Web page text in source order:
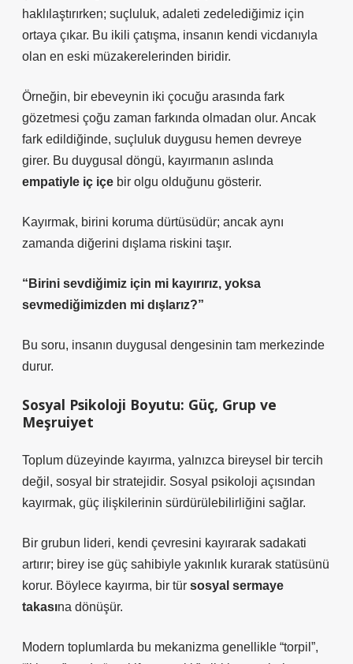
haklılaştırırken; suçluluk, adaleti zedelediğimiz için
ortaya çıkar. Bu ikili çatışma, insanın kendi vicdanıyla
olan en eski müzakerelerinden biridir.
Örneğin, bir ebeveynin iki çocuğu arasında fark
gözetmesi çoğu zaman farkında olmadan olur. Ancak
fark edildiğinde, suçluluk duygusu hemen devreye
girer. Bu duygusal döngü, kayırmanın aslında
empatiyle iç içe bir olgu olduğunu gösterir.
Kayırmak, birini koruma dürtüsüdür; ancak aynı
zamanda diğerini dışlama riskini taşır.
“Birini sevdiğimiz için mi kayırırız, yoksa
sevmediğimizden mi dışlarız?”
Bu soru, insanın duygusal dengesinin tam merkezinde
durur.
Sosyal Psikoloji Boyutu: Güç, Grup ve
Meşruiyet
Toplum düzeyinde kayırma, yalnızca bireysel bir tercih
değil, sosyal bir stratejidir. Sosyal psikoloji açısından
kayırmak, güç ilişkilerinin sürdürülebilirliğini sağlar.
Bir grubun lideri, kendi çevresini kayırarak sadakati
artırır; birey ise güç sahibiyle yakınlık kurarak statüsünü
korur. Böylece kayırma, bir tür sosyal sermaye
takasına dönüşür.
Modern toplumlarda bu mekanizma genellikle “torpil”,